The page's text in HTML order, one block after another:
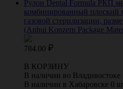
Рулон Dental Formula РКП
комбинированный плоский
газовой стерилизации,
(Anhui Konzern Package
784.00
В КОРЗИНУ
В наличии во Владивостоке
В наличии в Хабаровске 0